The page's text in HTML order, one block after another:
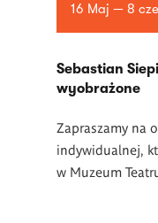
16 Maj — 8
Sebastian
wyobrażone
Zapraszamy na
indywidualnej,
w Muzeum